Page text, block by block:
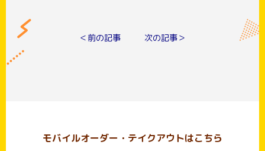
＜前の記事 次の記事＞
モバイルオーダー・テイクアウトはこちら